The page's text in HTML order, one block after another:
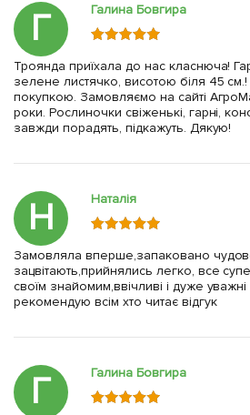
Г Галина Бовгира
Троянда приїхала до нас класнюча!
зелене листячко, висотою біля 45
покупкою. Замовляємо на сайті
роки. Рослиночки свіженькі, гарні,
завжди порадять, підкажуть. Дякую!
Н Наталія
Замовляла вперше,запаковано
зацвітають,прийнялись легко, все
своїм знайомим,ввічливі і дуже
рекомендую всім хто читає відгук
Г Галина Бовгира